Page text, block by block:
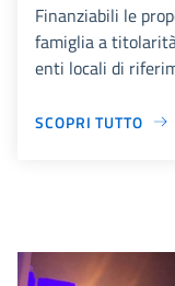
Finanziabili le
famiglia a
enti locali di
SCOPRI TUTTO